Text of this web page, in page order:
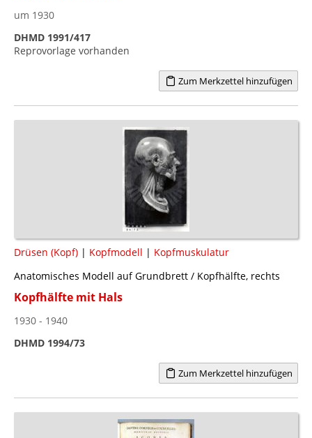
um 1930
DHMD 1991/417
Reprovorlage vorhanden
Zum Merkzettel hinzufügen
Drüsen (Kopf) | Kopfmodell | Kopfmuskulatur
Anatomisches Modell auf Grundbrett / Kopfhälfte, rechts
Kopfhälfte mit Hals
1930 - 1940
DHMD 1994/73
Zum Merkzettel hinzufügen